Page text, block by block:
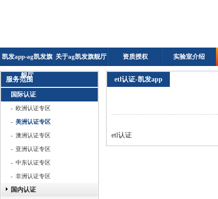
凯发app-ag凯发旗
舰厅
关于ag凯发旗舰厅 资质授权 实验室介绍
服务范围
国际认证
- 欧洲认证专区
- 美洲认证专区
- 澳洲认证专区
- 亚洲认证专区
- 中东认证专区
- 非洲认证专区
国内认证
etl认证-凯发app
etl认证